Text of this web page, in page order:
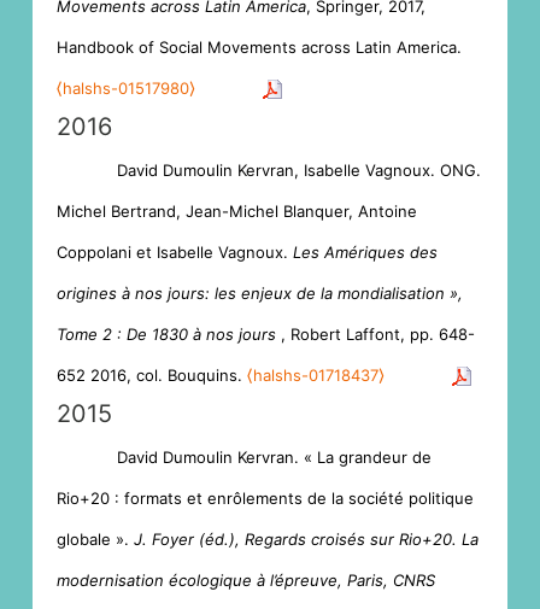
Movements across Latin America, Springer, 2017,
Handbook of Social Movements across Latin America.
⟨halshs-01517980⟩
2016
David Dumoulin Kervran, Isabelle Vagnoux. ONG.
Michel Bertrand, Jean-Michel Blanquer, Antoine
Coppolani et Isabelle Vagnoux. Les Amériques des
origines à nos jours: les enjeux de la mondialisation »,
Tome 2 : De 1830 à nos jours , Robert Laffont, pp. 648-
652 2016, col. Bouquins. ⟨halshs-01718437⟩
2015
David Dumoulin Kervran. « La grandeur de
Rio+20 : formats et enrôlements de la société politique
globale ». J. Foyer (éd.), Regards croisés sur Rio+20. La
modernisation écologique à l’épreuve, Paris, CNRS